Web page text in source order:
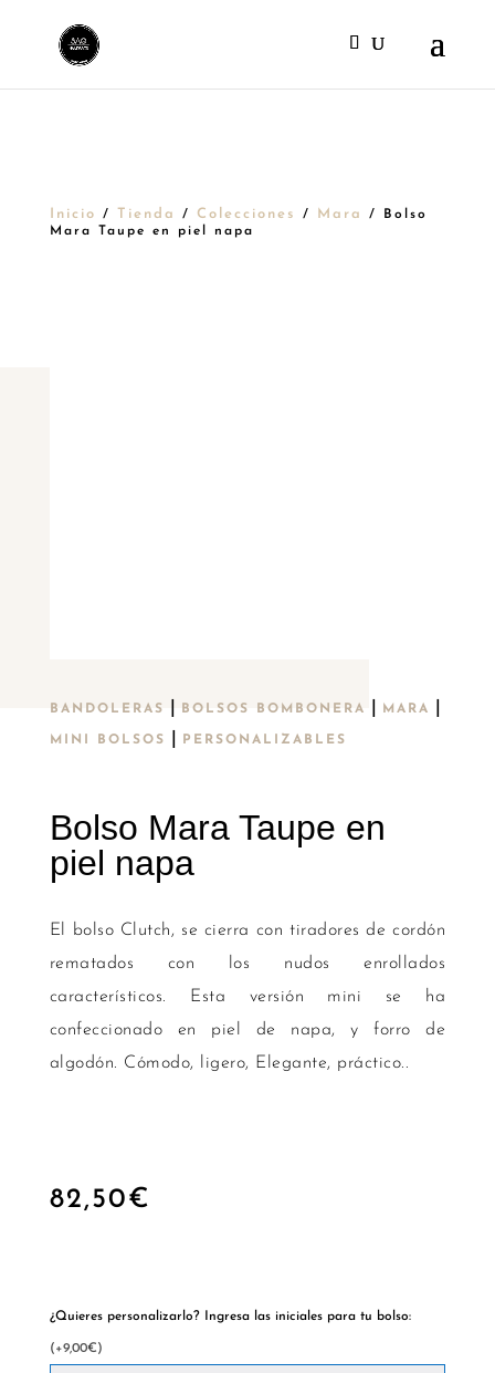
Inicio / Tienda / Colecciones / Mara
/ Bolso
Mara Taupe en piel napa
BANDOLERAS BOLSOS BOMBONERA MARA
MINI BOLSOS PERSONALIZABLES
Bolso Mara Taupe en
piel napa
El bolso Clutch, se cierra con tiradores de cordón
rematados con los nudos enrollados
característicos. Esta versión mini se ha
confeccionado en piel de napa, y forro de
algodón. Cómodo, ligero, Elegante, práctico..
82,50€
¿Quieres personalizarlo? Ingresa las iniciales para tu bolso:
(+9,00€)